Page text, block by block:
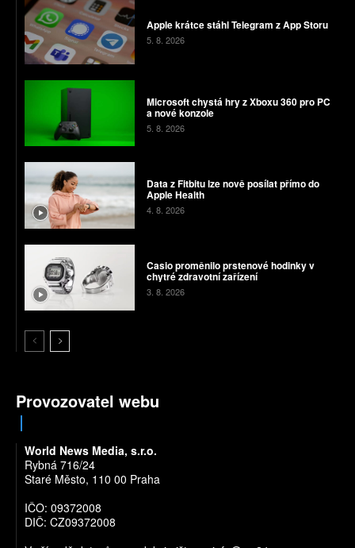
Apple krátce stáhl Telegram z App Storu
5. 8. 2026
Microsoft chystá hry z Xboxu 360 pro PC
a nové konzole
5. 8. 2026
Data z Fitbitu lze nově posílat přímo do
Apple Health
4. 8. 2026
Casio proměnilo prstenové hodinky v
chytré zdravotní zařízení
3. 8. 2026
Provozovatel webu
World News Media, s.r.o.
Rybná 716/24
Staré Město, 110 00 Praha
IČO: 09372008
DIČ: CZ09372008